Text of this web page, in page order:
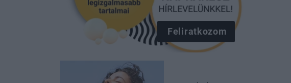
Feliratkozom